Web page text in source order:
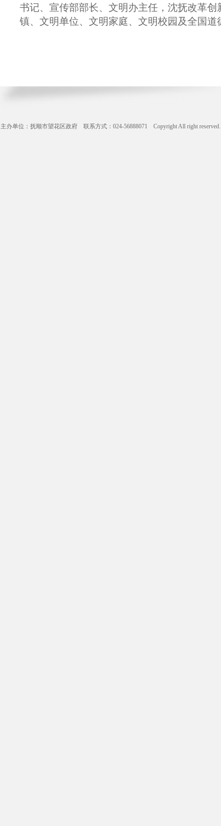
书记、宣传部部长、文明办主任，沈抚改革
镇、文明单位、文明家庭、文明校园及全国
主办单位：抚顺市望花区政府 联系方式：024-56888071 Copyright All right